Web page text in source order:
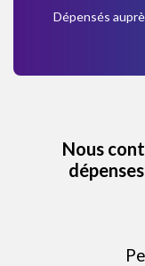
Dépensés
Nous